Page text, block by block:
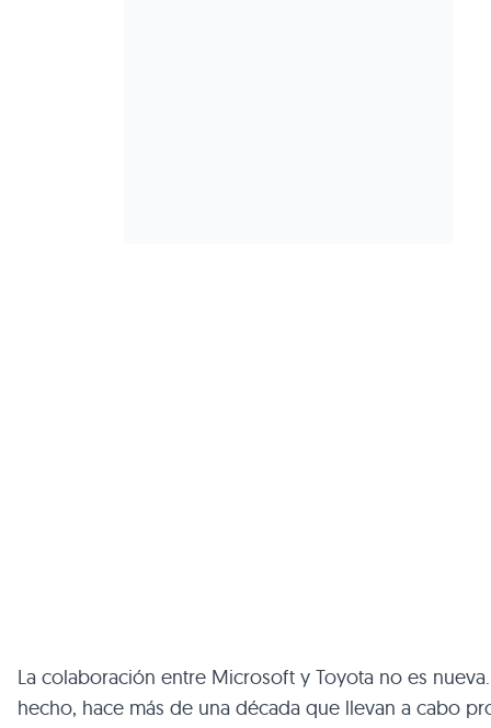
La colaboración entre Microsoft y Toyota no es
hecho, hace más de una década que llevan a cabo